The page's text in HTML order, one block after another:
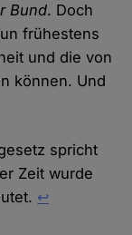
Bund. Doch
frühestens
und die von
können. Und
spricht
Zeit wurde
↩︎